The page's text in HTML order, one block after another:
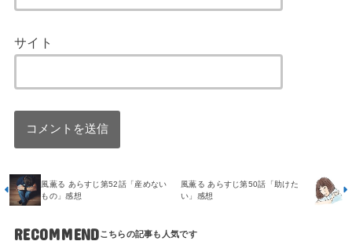
サイト
風薫る あらすじ第52話「産めない
もの」感想
風薫る あらすじ第50話「助けた
い」感想
RECOMMEND